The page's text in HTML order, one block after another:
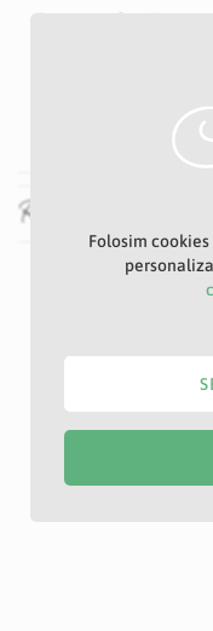
50 cm
Recenzii
Folosim